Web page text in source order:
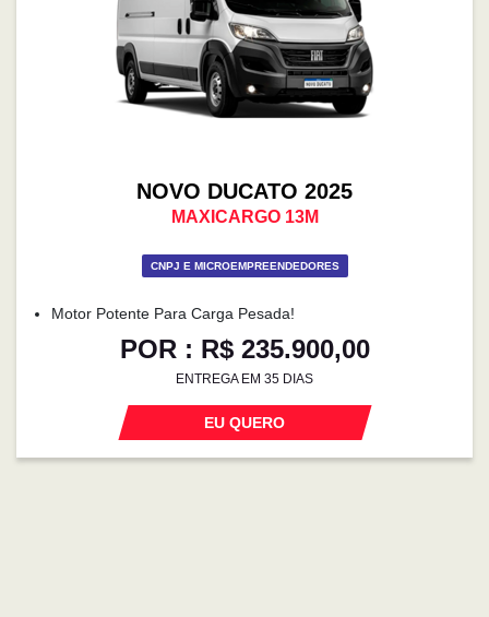
NOVO DUCATO 2025
MAXICARGO 13M
CNPJ E MICROEMPREENDEDORES
Motor Potente Para Carga Pesada!
POR : R$ 235.900,00
ENTREGA EM 35 DIAS
EU QUERO